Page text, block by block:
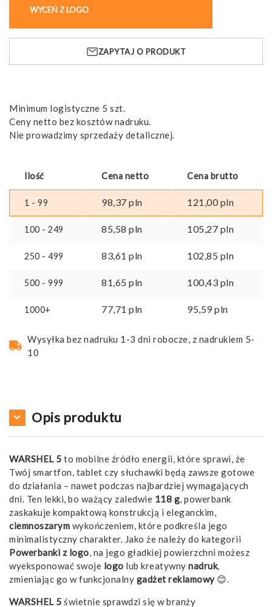
powerbank
hi!dea™
WYCEŃ Z LOGO
ZAPYTAJ O PRODUKT
Minimum logistyczne 5 szt.
Ceny netto bez kosztów nadruku.
Nie prowadzimy sprzedaży detalicznej.
Ilość Cena netto Cena brutto
1 - 99 98,37 pln 121,00pln
100 - 249 85,58 pln 105,27 pln
250 - 499 83,61 pln 102,85 pln
500 - 999 81,65 pln 100,43 pln
1000+ 77,71 pln 95,59pln
Wysyłka bez nadruku 1-3 dni robocze, z nadrukiem 5-
10
Opis produktu
WARSHEL 5 to mobilne źródło energii, które sprawi, że
Twój smartfon, tablet czy słuchawki będą zawsze gotowe
do działania – nawet podczas najbardziej wymagających
dni. Ten lekki, bo ważący zaledwie 118 g, powerbank
zaskakuje kompaktową konstrukcją i eleganckim,
ciemnoszarym wykończeniem, które podkreśla jego
minimalistyczny charakter. Jako że należy do kategorii
Powerbanki z logo, na jego gładkiej powierzchni możesz
wyeksponować swoje logo lub kreatywny nadruk,
zmieniając go w funkcjonalny gadżet reklamowy😊.
WARSHEL 5 świetnie sprawdzi się w branży